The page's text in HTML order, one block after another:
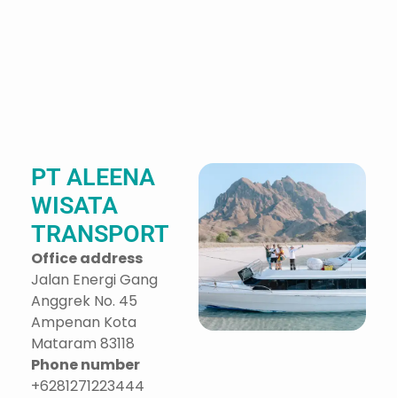
PT ALEENA
WISATA
TRANSPORT
Office address
Jalan Energi Gang
Anggrek No. 45
Ampenan Kota
Mataram 83118
Phone number
+6281271223444